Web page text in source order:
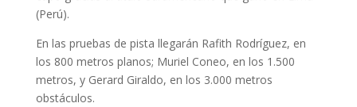
(Perú).
En las pruebas de pista llegarán Rafith Rodríguez, en
los 800 metros planos; Muriel Coneo, en los 1.500
metros, y Gerard Giraldo, en los 3.000 metros
obstáculos.